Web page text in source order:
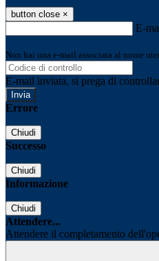
button close ×
E-
Non hai una e-mail associata al nome
E-mail inviata, si prega di
Errore
Chiudi
Successo
Chiudi
Informazione
Chiudi
Attendere...
Attendere il completamento